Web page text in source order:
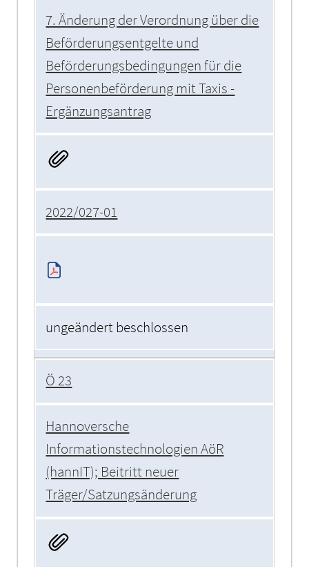
7. Änderung der Verordnung über die
Beförderungsentgelte und
Beförderungsbedingungen für die
Personenbeförderung mit Taxis -
Ergänzungsantrag
2022/027-01
ungeändert beschlossen
Ö 23
Hannoversche
Informationstechnologien AöR
(hannIT); Beitritt neuer
Träger/Satzungsänderung